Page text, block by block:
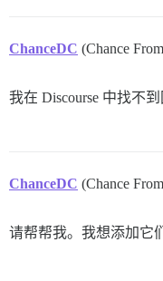
ChanceDC (Chance
我在 Discourse 中找不到
ChanceDC (Chance
请帮帮我。我想添加它们